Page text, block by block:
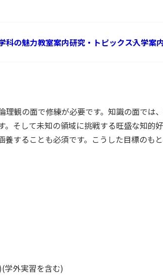
科の魅力教室案内研究・トピックス入学案内
観の面で修練が必要です。知識の面では
そして未知の領域に挑戦する旺盛な知的
することも必須です。こうした目標のも
外実習を含む)